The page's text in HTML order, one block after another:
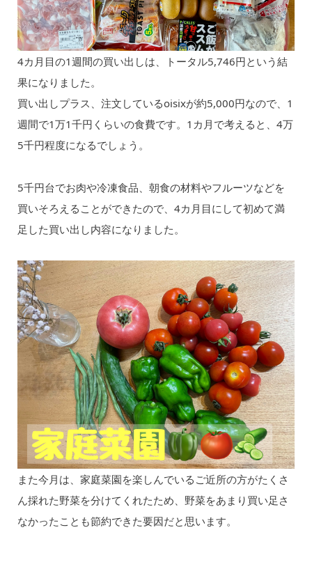
4カ月目の1週間の買い出しは、トータル5,746円という結
果になりました。
買い出しプラス、注文しているoisixが約5,000円なので、1
週間で1万1千円くらいの食費です。1カ月で考えると、4万
5千円程度になるでしょう。
5千円台でお肉や冷凍食品、朝食の材料やフルーツなどを
買いそろえることができたので、4カ月目にして初めて満
足した買い出し内容になりました。
また今月は、家庭菜園を楽しんでいるご近所の方がたくさ
ん採れた野菜を分けてくれたため、野菜をあまり買い足さ
なかったことも節約できた要因だと思います。